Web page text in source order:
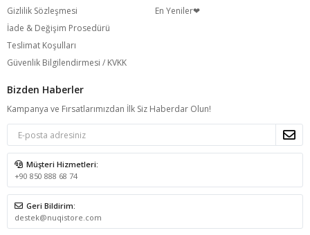
Gizlilik Sözleşmesi
İade & Değişim Prosedürü
Teslimat Koşulları
Güvenlik Bilgilendirmesi / KVKK
En Yeniler❤
Bizden Haberler
Kampanya ve Fırsatlarımızdan İlk Siz Haberdar Olun!
Müşteri Hizmetleri:
+90 850 888 68 74
Geri Bildirim:
destek@nuqistore.com